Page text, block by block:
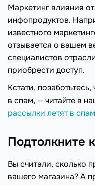
Маркетинг влияния
инфопродуктов.
известного
отзывается о вашем
специалистов
приобрести доступ.
Кстати,
в спам, — читайте в
рассылки летят в
Подтолкните
Вы считали, сколько
вашего магазина? А